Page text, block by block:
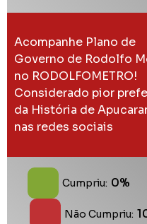
Acompanhe Plano de
Governo de Rodolfo
no RODOLFOMETRO!
Considerado pior
da História de
nas redes sociais
Cumpriu: 0%
Não Cumpriu: